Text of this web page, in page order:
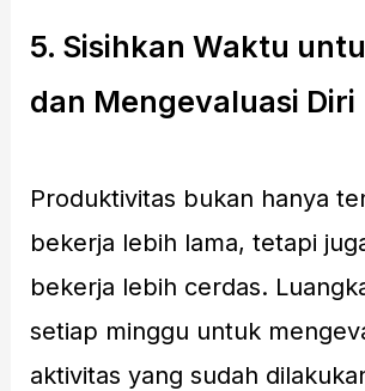
5. Sisihkan Waktu
dan Mengevaluasi Diri
Produktivitas bukan hanya
bekerja lebih lama, tetapi
bekerja lebih cerdas.
setiap minggu untuk
aktivitas yang sudah